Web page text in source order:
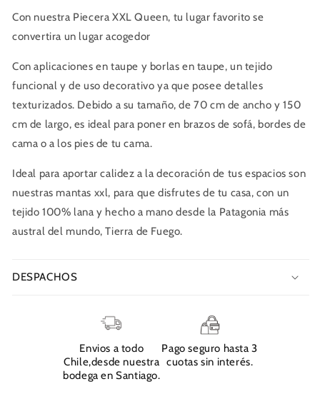
Con nuestra Piecera XXL Queen, tu lugar favorito se
convertira un lugar acogedor
Con aplicaciones en taupe y borlas en taupe, un tejido
funcional y de uso decorativo ya que posee detalles
texturizados. Debido a su tamaño, de 70 cm de ancho y 150
cm de largo, es ideal para poner en brazos de sofá, bordes de
cama o a los pies de tu cama.
Ideal para aportar calidez a la decoración de tus espacios son
nuestras mantas xxl, para que disfrutes de tu casa, con un
tejido 100% lana y hecho a mano desde la Patagonia más
austral del mundo, Tierra de Fuego.
DESPACHOS
Envios a todo
Chile,desde nuestra
bodega en Santiago.
Pago seguro hasta 3
cuotas sin interés.